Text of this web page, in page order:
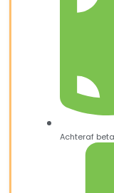
Achteraf